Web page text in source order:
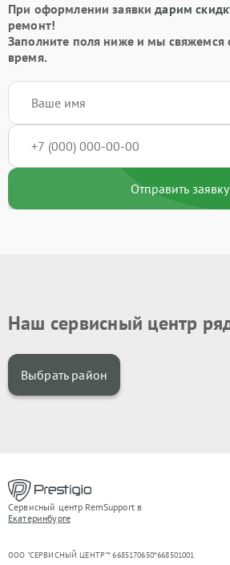
При оформлении заявкидарим
ремонт!
Заполните поля ниже и мы
время.
Отправить заявку
Наш сервисный центр
Выбрать район
Сервисный центр RemSupport в
Екатеринбурге
ООО "СЕРВИСНЫЙ ЦЕНТР"* 6685170650*668501001